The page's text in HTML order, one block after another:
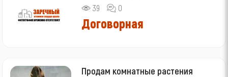
39 0
Договорная
Продам комнатные растения